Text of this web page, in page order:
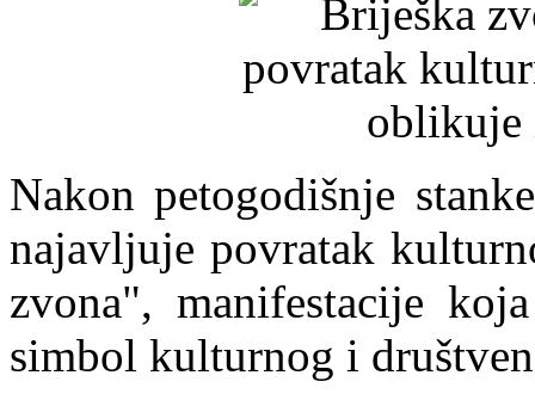
Nakon petogodišnje
najavljuje povratak
zvona", manifestacije
simbol kulturnog i